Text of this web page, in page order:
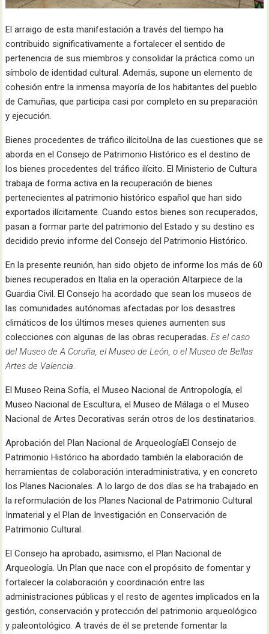
El arraigo de esta manifestación a través del tiempo ha
contribuido significativamente a fortalecer el sentido de
pertenencia de sus miembros y consolidar la práctica como un
símbolo de identidad cultural. Además, supone un elemento de
cohesión entre la inmensa mayoría de los habitantes del pueblo
de Camuñas, que participa casi por completo en su preparación
y ejecución.
Bienes procedentes de tráfico ilícitoUna de las cuestiones que se
aborda en el Consejo de Patrimonio Histórico es el destino de
los bienes procedentes del tráfico ilícito. El Ministerio de Cultura
trabaja de forma activa en la recuperación de bienes
pertenecientes al patrimonio histórico español que han sido
exportados ilícitamente. Cuando estos bienes son recuperados,
pasan a formar parte del patrimonio del Estado y su destino es
decidido previo informe del Consejo del Patrimonio Histórico.
En la presente reunión, han sido objeto de informe los más de 60
bienes recuperados en Italia en la operación Altarpiece de la
Guardia Civil. El Consejo ha acordado que sean los museos de
las comunidades autónomas afectadas por los desastres
climáticos de los últimos meses quienes aumenten sus
colecciones con algunas de las obras recuperadas.Es el caso
del Museo de A Coruña, el Museo de León, o el Museo de Bellas
Artes de Valencia.
El Museo Reina Sofía, el Museo Nacional de Antropología, el
Museo Nacional de Escultura, el Museo de Málaga o el Museo
Nacional de Artes Decorativas serán otros de los destinatarios.
Aprobación del Plan Nacional de ArqueologíaEl Consejo de
Patrimonio Histórico ha abordado también la elaboración de
herramientas de colaboración interadministrativa, y en concreto
los Planes Nacionales. A lo largo de dos días se ha trabajado en
la reformulación de los Planes Nacional de Patrimonio Cultural
Inmaterial y el Plan de Investigación en Conservación de
Patrimonio Cultural.
El Consejo ha aprobado, asimismo, el Plan Nacional de
Arqueología. Un Plan que nace con el propósito de fomentar y
fortalecer la colaboración y coordinación entre las
administraciones públicas y el resto de agentes implicados en la
gestión, conservación y protección del patrimonio arqueológico
y paleontológico. A través de él se pretende fomentar la